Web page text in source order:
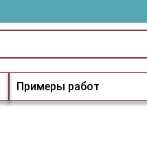
Примеры работ